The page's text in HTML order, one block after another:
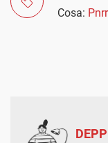
Cosa:
DEPP